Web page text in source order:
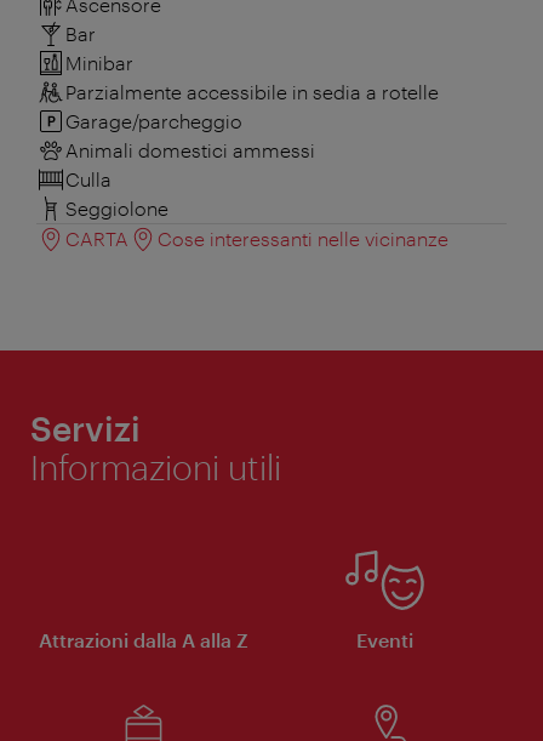
Bar
Minibar
Parzialmente accessibile in sedia a rotelle
Garage/parcheggio
Animali domestici ammessi
Culla
Seggiolone
CARTA
Cose interessanti nelle vicinanze
Servizi
Informazioni utili
Attrazioni dalla A alla Z Eventi